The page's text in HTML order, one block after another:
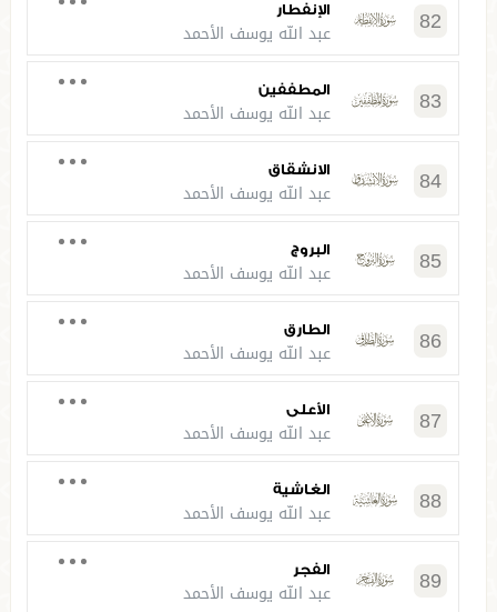
82 الإنفطار
عبد الله يوسف الأحمد
83 المطففين
عبد الله يوسف الأحمد
84 الانشقاق
عبد الله يوسف الأحمد
85 البروج
عبد الله يوسف الأحمد
86 الطارق
عبد الله يوسف الأحمد
87 الأعلى
عبد الله يوسف الأحمد
88 الغاشية
عبد الله يوسف الأحمد
89 الفجر
عبد الله يوسف الأحمد